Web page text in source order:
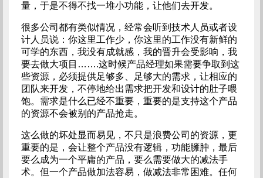
量，于是不得不找一堆小功能，让他们去开发。
很多公司都有类似情况，经常会听到技术人员或者设
计人员说：你这里工作少，你这里的工作没有新鲜的
可学的东西，我没有成就感，我的晋升会受影响，我
要去做大项目…….这时候产品经理如果需要争取到这
些资源，必须提供足够多、足够大的需求，让相应的
团队来开发，不停地给出需求把开发和设计的肚子喂
饱。需求是什么已经不重要，重要的是支持这个产品
的资源不会被别的产品抢走。
这么做的坏处显而易见，不只是浪费公司的资源，更
重要的是，会让整个产品没有逻辑，功能臃肿，最后
要么成为一个平庸的产品，要么需要做大的减法手
术。但一个产品做加法容易，做减法非常困难。任何